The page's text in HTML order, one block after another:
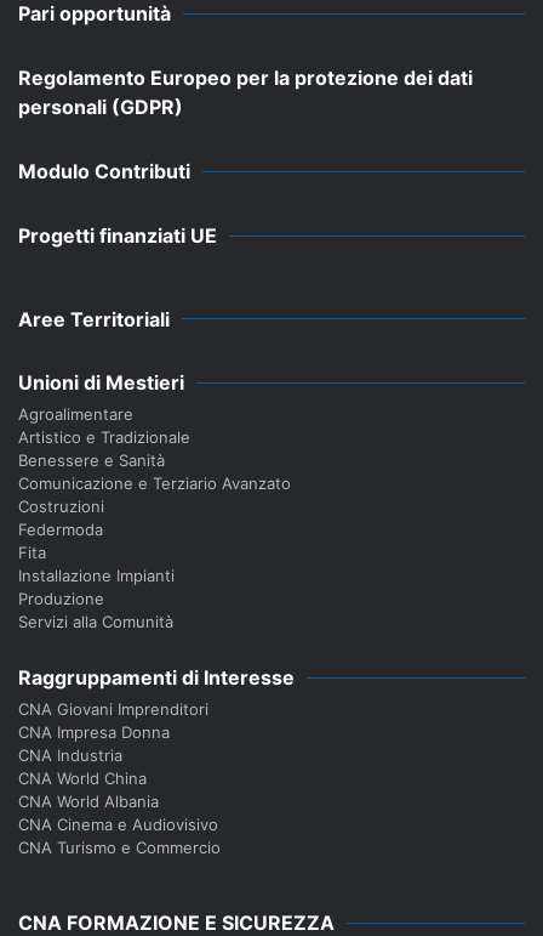
Pari opportunità
Regolamento Europeo per la protezione dei dati
personali (GDPR)
Modulo Contributi
Progetti finanziati UE
Aree Territoriali
Unioni di Mestieri
Agroalimentare
Artistico e Tradizionale
Benessere e Sanità
Comunicazione e Terziario Avanzato
Costruzioni
Federmoda
Fita
Installazione Impianti
Produzione
Servizi alla Comunità
Raggruppamenti di Interesse
CNA Giovani Imprenditori
CNA Impresa Donna
CNA Industria
CNA World China
CNA World Albania
CNA Cinema e Audiovisivo
CNA Turismo e Commercio
CNA FORMAZIONE E SICUREZZA